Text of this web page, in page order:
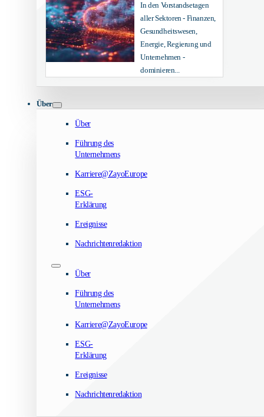
In den Vorstandsetagen
aller Sektoren - Finanzen,
Gesundheitswesen,
Energie, Regierung und
Unternehmen -
dominieren...
Über
Über
Führung des
Unternehmens
Karriere@ZayoEurope
ESG-
Erklärung
Ereignisse
Nachrichtenredaktion
Über
Führung des
Unternehmens
Karriere@ZayoEurope
ESG-
Erklärung
Ereignisse
Nachrichtenredaktion